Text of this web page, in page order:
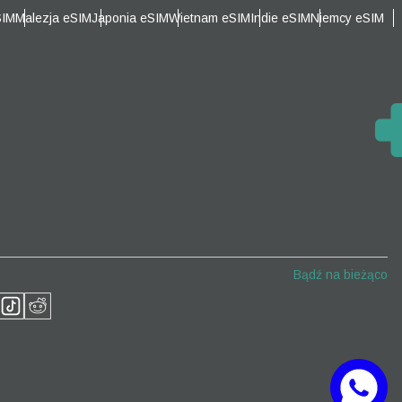
Malezja eSIMJaponia eSIMWietnam eSIMIndie eSIMNiemcy eSIM
Bądź na bieżąco